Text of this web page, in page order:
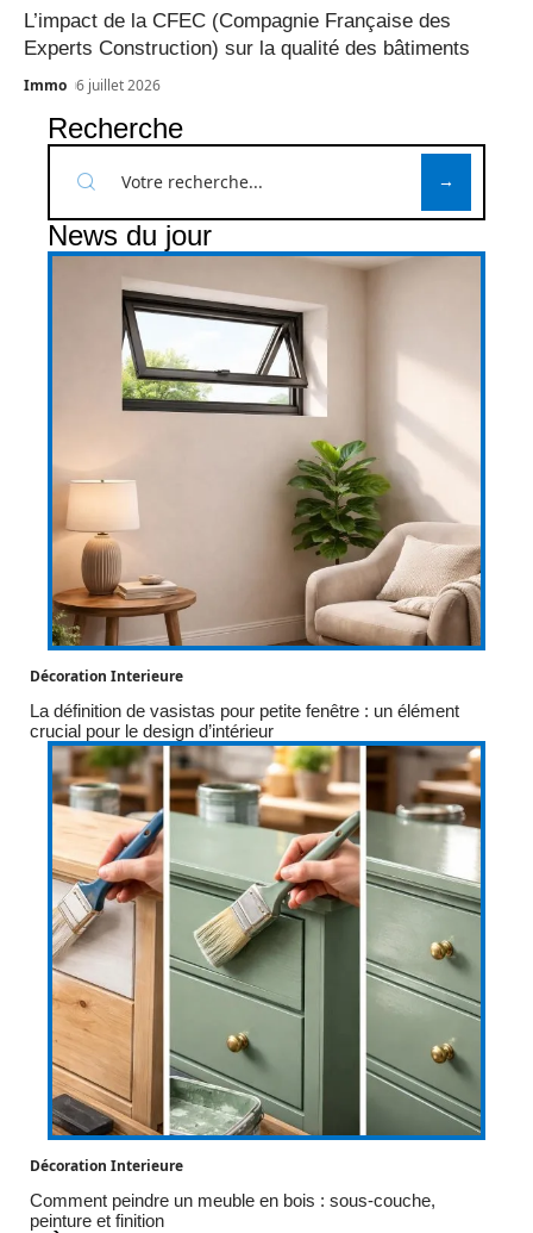
L’impact de la CFEC (Compagnie Française des
Experts Construction) sur la qualité des bâtiments
Immo 6 juillet 2026
Recherche
News du jour
Décoration Interieure
La définition de vasistas pour petite fenêtre : un élément
crucial pour le design d’intérieur
Décoration Interieure
Comment peindre un meuble en bois : sous-couche,
peinture et finition